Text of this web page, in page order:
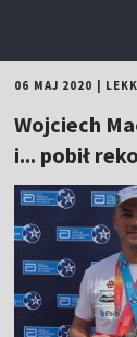
06 MAJ 2020
Wojciech
i... pobił